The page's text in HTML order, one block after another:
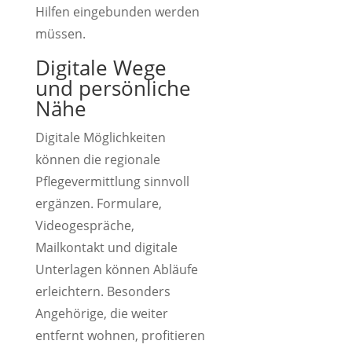
Hilfen eingebunden werden
müssen.
Digitale Wege
und persönliche
Nähe
Digitale Möglichkeiten
können die regionale
Pflegevermittlung sinnvoll
ergänzen. Formulare,
Videogespräche,
Mailkontakt und digitale
Unterlagen können Abläufe
erleichtern. Besonders
Angehörige, die weiter
entfernt wohnen, profitieren